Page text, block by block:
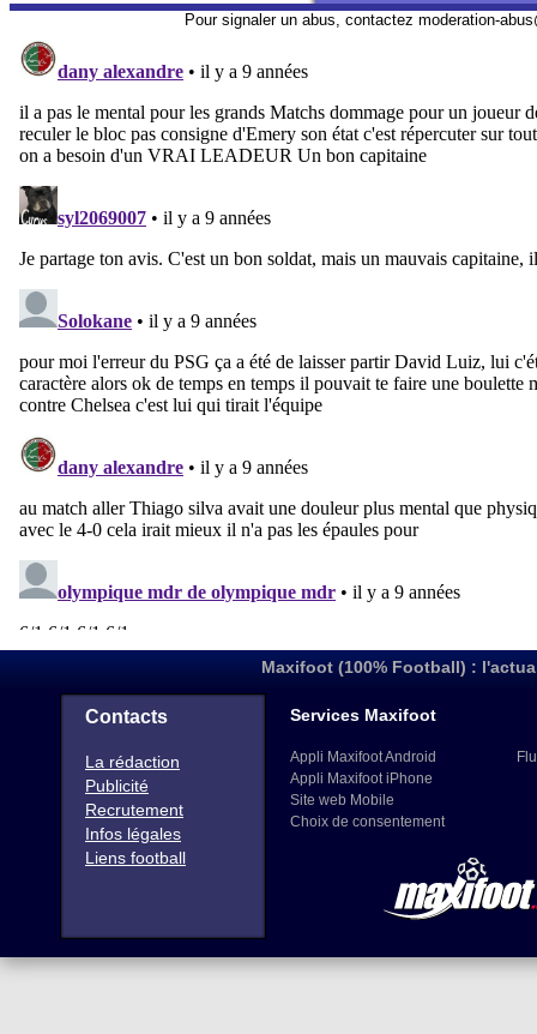
Pour signaler un abus, contactez moderation-
Maxifoot (100% Football) :
Contacts
La rédaction
Publicité
Recrutement
Infos légales
Liens football
Services Maxifoot
Appli Maxifoot Android
Appli Maxifoot iPhone
Site web Mobile
Choix de consentement